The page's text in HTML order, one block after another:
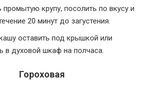
крупу, посолить по вкусу и
20 минут до загустения.
оставить под крышкой или
в духовой шкаф на полчаса.
Гороховая